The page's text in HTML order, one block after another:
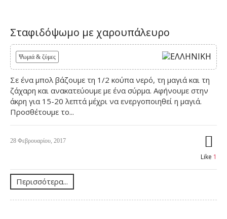
Σταφιδόψωμο με χαρουπάλευρο
Ψωμιά & ζύμες
Σε ένα μπολ βάζουμε τη 1/2 κούπα νερό, τη μαγιά και τη
ζάχαρη και ανακατεύουμε με ένα σύρμα. Αφήνουμε στην
άκρη για 15-20 λεπτά μέχρι να ενεργοποιηθεί η μαγιά.
Προσθέτουμε το...
28 Φεβρουαρίου, 2017
Like 1
Περισσότερα...